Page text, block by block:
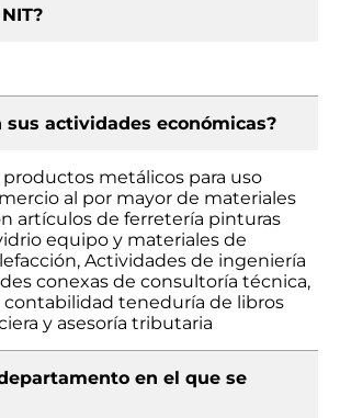
sus actividades económicas?
metálicos para uso
al por mayor de materiales
artículos de ferretería pinturas
equipo y materiales de
Actividades de ingeniería
conexas de consultoría técnica,
contabilidad teneduría de libros
y asesoría tributaria
en el que se